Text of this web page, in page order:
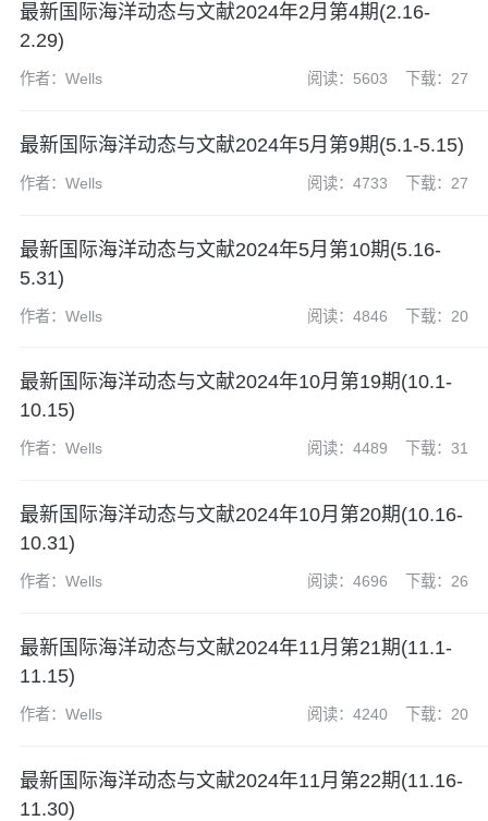
最新国际海洋动态与文献2024年2月第4期(2.16-
2.29)
作者：Wells 阅读：5603 下载：27
最新国际海洋动态与文献2024年5月第9期(5.1-5.15)
作者：Wells 阅读：4733 下载：27
​最新国际海洋动态与文献2024年5月第10期(5.16-
5.31)
作者：Wells 阅读：4846 下载：20
最新国际海洋动态与文献2024年10月第19期(10.1-
10.15)
作者：Wells 阅读：4489 下载：31
最新国际海洋动态与文献2024年10月第20期(10.16-
10.31)
作者：Wells 阅读：4696 下载：26
最新国际海洋动态与文献2024年11月第21期(11.1-
11.15)
作者：Wells 阅读：4240 下载：20
最新国际海洋动态与文献2024年11月第22期(11.16-
11.30)